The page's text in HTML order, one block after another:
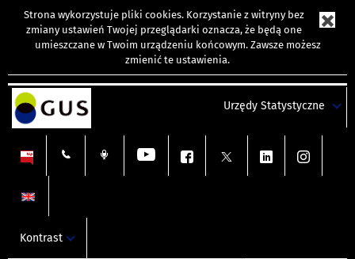
Strona wykorzystuje pliki cookies. Korzystanie z witryny bez
zmiany ustawień Twojej przeglądarki oznacza, że będą one
umieszczane w Twoim urządzeniu końcowym. Zawsze możesz
zmienić te ustawienia.
Urzędy Statystyczne
Kontrast